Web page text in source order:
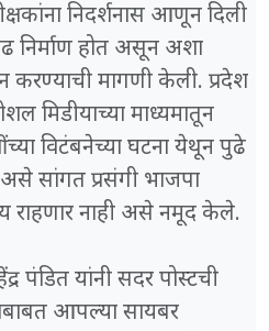
निदर्शनास आणून दिली
निर्माण होत असून अशा
करण्याची मागणी केली. प्रदेश
मिडीयाच्या माध्यमातून
विटंबनेच्या घटना येथून पुढे
सांगत प्रसंगी भाजपा
राहणार नाही असे नमूद केले.
पंडित यांनी सदर पोस्टची
आपल्या सायबर